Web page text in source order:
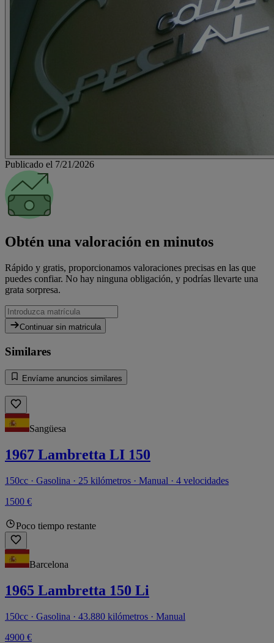
Publicado el 7/21/2026
Obtén una valoración en minutos
Rápido y gratis, proporcionamos valoraciones precisas en las que
puedes confiar. No hay ninguna obligación, y podrías llevarte una
grata sorpresa.
Continuar sin matricula
Similares
Envíame anuncios similares
Sangüesa
1967 Lambretta LI 150
150cc · Gasolina · 25 kilómetros · Manual · 4 velocidades
1500 €
Poco tiempo restante
Barcelona
1965 Lambretta 150 Li
150cc · Gasolina · 43.880 kilómetros · Manual
4900 €